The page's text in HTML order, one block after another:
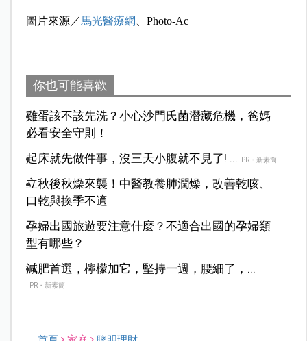
圖片來源／馬光醫療網 、Photo-Ac
你也可能喜歡
雞蛋該不該先洗？小心沙門氏菌潛藏危機，爸媽
必看安全守則！
起床就先做件事，沒三天小腹就不見了! ...
PR・新素簡
立秋後秋燥來襲！中醫教養肺潤燥，改善乾咳、
口乾與換季不適
孕婦出國旅遊要注意什麼？不適合出國的孕婦類
型有哪些？
減肥首選，檸檬加它，堅持一週，腰細了，...
PR・新素簡